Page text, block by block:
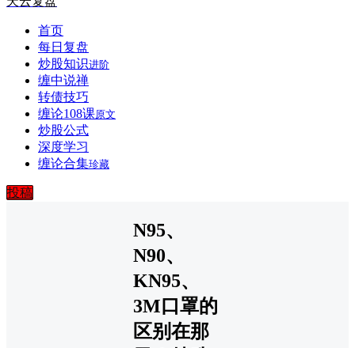
首页
每日复盘
炒股知识进阶
缠中说禅
转债技巧
缠论108课原文
炒股公式
深度学习
缠论合集珍藏
投稿
N95、
N90、
KN95、
3M口罩的
区别在那